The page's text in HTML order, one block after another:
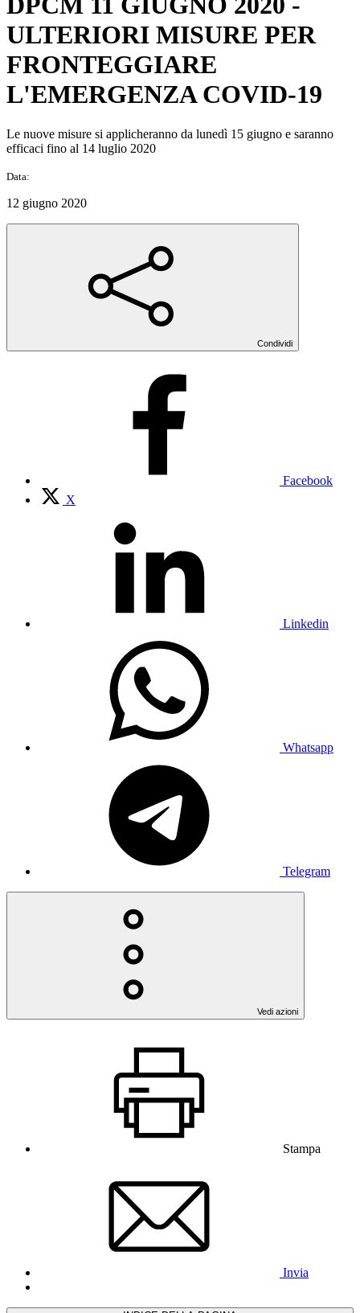
ULTERIORI MISURE PER
FRONTEGGIARE
L'EMERGENZA COVID-19
Le nuove misure si applicheranno da lunedì 15 giugno e saranno
efficaci fino al 14 luglio 2020
Data:
12 giugno 2020
Condividi
Facebook
X
Linkedin
Whatsapp
Telegram
Vedi azioni
Stampa
Invia